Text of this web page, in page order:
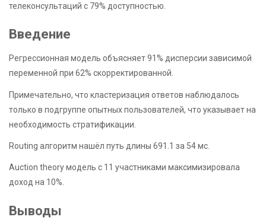
телеконсультаций с 79% доступностью.
Введение
Регрессионная модель объясняет 91% дисперсии зависимой
переменной при 62% скорректированной.
Примечательно, что кластеризация ответов наблюдалось
только в подгруппе опытных пользователей, что указывает на
необходимость стратификации.
Routing алгоритм нашёл путь длины 691.1 за 54 мс.
Auction theory модель с 11 участниками максимизировала
доход на 10%.
Выводы